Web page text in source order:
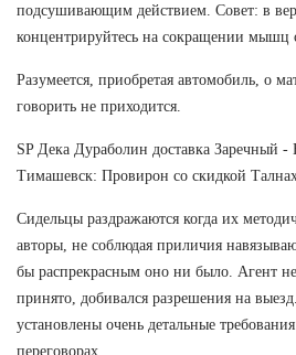
подсушивающим действием. Совет: в
концентрируйтесь на сокращении мышц
Разумеется, приобретая автомобиль, о
говорить не приходится.
SP Дека Дураболин доставка Заречный -
Тимашевск: Провирон со скидкой
Сидельцы раздражаются когда их
авторы, не соблюдая приличия
бы распрекрасным оно ни было. Агент
принято, добивался разрешения на
установлены очень детальные
переговорах.